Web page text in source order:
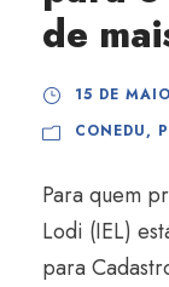
de
15 DE
CONEDU,
Para quem
Lodi (IEL)
para